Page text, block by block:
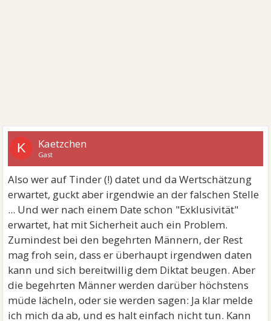
K Kaetzchen
Gast
Also wer auf Tinder (!) datet und da Wertschätzung
erwartet, guckt aber irgendwie an der falschen Stelle
... Und wer nach einem Date schon "Exklusivität"
erwartet, hat mit Sicherheit auch ein Problem.
Zumindest bei den begehrten Männern, der Rest
mag froh sein, dass er überhaupt irgendwen daten
kann und sich bereitwillig dem Diktat beugen. Aber
die begehrten Männer werden darüber höchstens
müde lächeln, oder sie werden sagen: Ja klar melde
ich mich da ab, und es halt einfach nicht tun. Kann